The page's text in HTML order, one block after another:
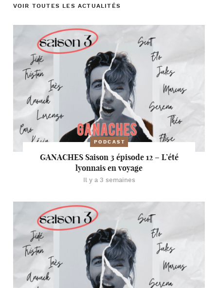
VOIR TOUTES LES ACTUALITÉS
PODCAST
GANACHES Saison 3 épisode 12 – L’été
lyonnais en voyage
Il y a 3 semaines